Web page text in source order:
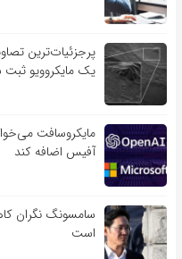
پرجزئیات‌ترین
یک مایکروویو
آفیس اضافه کند
سامسونگ نگران
است